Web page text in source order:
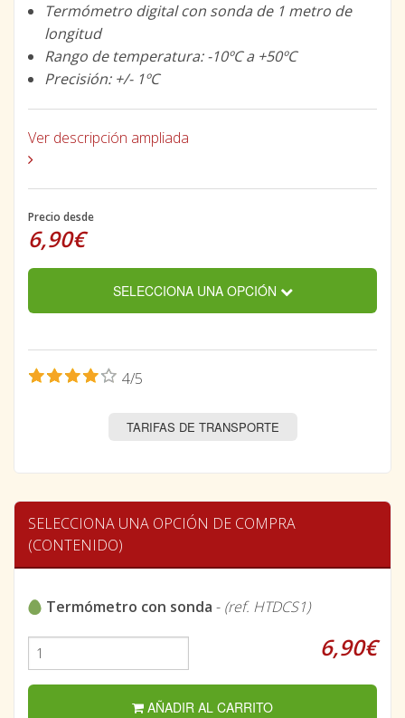
Termómetro digital con sonda de 1 metro de
longitud
Rango de temperatura: -10ºC a +50ºC
Precisión: +/- 1ºC
Ver descripción ampliada
Precio desde
6,90€
SELECCIONA UNA OPCIÓN
4/5
TARIFAS DE TRANSPORTE
SELECCIONA UNA OPCIÓN DE COMPRA
(CONTENIDO)
Termómetro con sonda - (ref. HTDCS1)
6,90€
AÑADIR AL CARRITO